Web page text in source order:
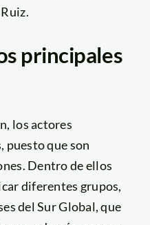
principales
los actores
puesto que son
Dentro de ellos
diferentes grupos,
del Sur Global, que